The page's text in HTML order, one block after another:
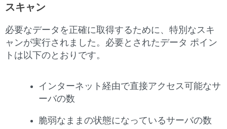
スキャン
必要なデータを正確に取得するために、特別なスキ
ャンが実行されました。必要とされたデータ ポイン
トは以下のとおりです。
インターネット経由で直接アクセス可能なサ
ーバの数
脆弱なままの状態になっているサーバの数